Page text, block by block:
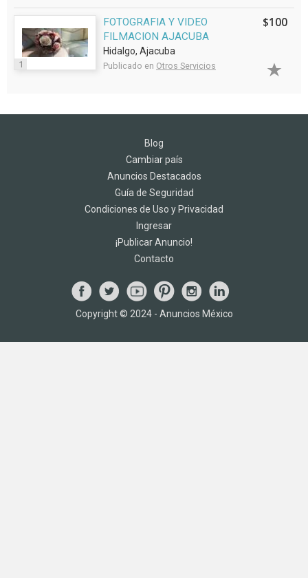
1
FOTOGRAFIA Y VIDEO
FILMACION AJACUBA
Hidalgo, Ajacuba
Publicado en Otros Servicios
$100
Blog
Cambiar país
Anuncios Destacados
Guía de Seguridad
Condiciones de Uso y Privacidad
Ingresar
¡Publicar Anuncio!
Contacto
Copyright © 2024 - Anuncios México